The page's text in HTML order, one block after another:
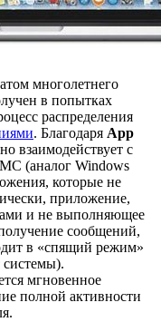
многолетнего
в попытках
распределения
. Благодаря App
взаимодействует с
(аналог Windows
которые не
приложение,
и не выполняющее
сообщений,
в «спящий режим»
системы).
мгновенное
полной активности